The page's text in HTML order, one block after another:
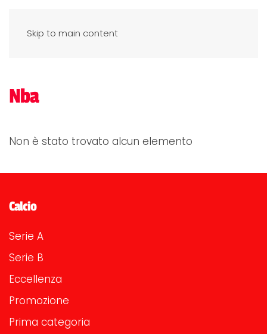
Skip to main content
Nba
Non è stato trovato alcun elemento
Calcio
Serie A
Serie B
Eccellenza
Promozione
Prima categoria